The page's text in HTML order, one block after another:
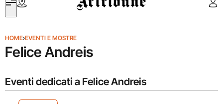
HOME›EVENTI E MOSTRE
Felice Andreis
Eventi dedicati a Felice Andreis